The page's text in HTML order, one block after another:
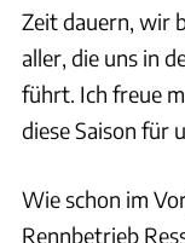
Zeit dauern, wir
aller, die uns in
führt. Ich freue
diese Saison für
Wie schon im
Rennbetrieb